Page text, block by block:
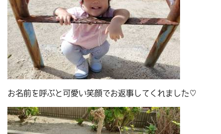
お名前を呼ぶと可愛い笑顔でお返事してくれました♡